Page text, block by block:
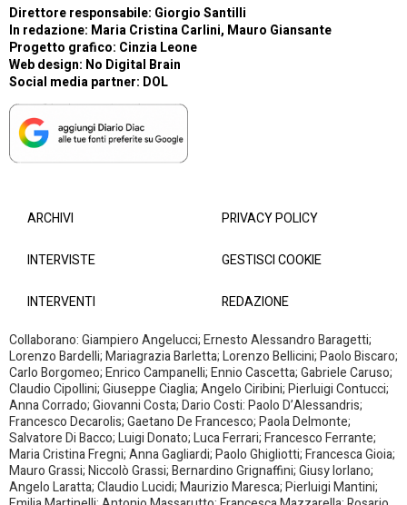
Direttore responsabile: Giorgio Santilli
In redazione: Maria Cristina Carlini, Mauro Giansante
Progetto grafico: Cinzia Leone
Web design: No Digital Brain
Social media partner: DOL
ARCHIVI
INTERVISTE
INTERVENTI
PRIVACY POLICY
GESTISCI COOKIE
REDAZIONE
Collaborano: Giampiero Angelucci; Ernesto Alessandro Baragetti;
Lorenzo Bardelli; Mariagrazia Barletta; Lorenzo Bellicini; Paolo Biscaro;
Carlo Borgomeo; Enrico Campanelli; Ennio Cascetta; Gabriele Caruso;
Claudio Cipollini; Giuseppe Ciaglia; Angelo Ciribini; Pierluigi Contucci;
Anna Corrado; Giovanni Costa; Dario Costi: Paolo D’Alessandris;
Francesco Decarolis; Gaetano De Francesco; Paola Delmonte;
Salvatore Di Bacco; Luigi Donato; Luca Ferrari; Francesco Ferrante;
Maria Cristina Fregni; Anna Gagliardi; Paolo Ghigliotti; Francesca Gioia;
Mauro Grassi; Niccolò Grassi; Bernardino Grignaffini; Giusy Iorlano;
Angelo Laratta; Claudio Lucidi; Maurizio Maresca; Pierluigi Mantini;